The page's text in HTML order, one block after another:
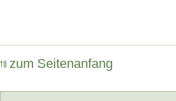
zum Seitenanfang